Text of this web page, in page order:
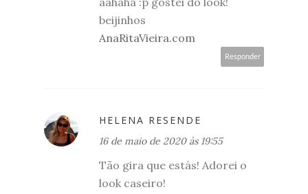
beijinhos
AnaRitaVieira.com
Responder
HELENA RESENDE
16 de maio de 2020 às 19:55
Tão gira que estás! Adorei o
look caseiro!